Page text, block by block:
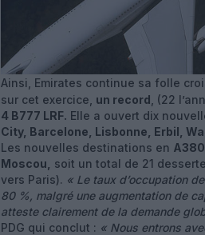
Ainsi, Emirates continue sa folle
sur cet exercice, un record , (22
4 B777 LRF. Elle a ouvert dix
City, Barcelone, Lisbonne, Erbil,
Les nouvelles destinations en
Moscou,
soit un total de 21
vers Paris). « Le taux d’occupation
80 %, malgré une augmentation de
atteste clairement de la demande
PDG qui conclut : « Nous entrons